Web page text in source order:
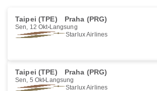
Taipei (TPE) Praha (PRG)
Sen, 12 Okt Langsung
Starlux Airlines
Taipei (TPE) Praha (PRG)
Sen, 5 Okt Langsung
Starlux Airlines